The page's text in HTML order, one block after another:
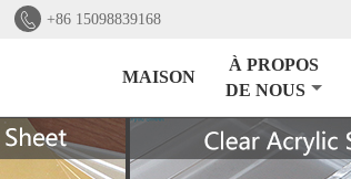
 +86 15098839168
MAISON
À PROPOS
DE NOUS